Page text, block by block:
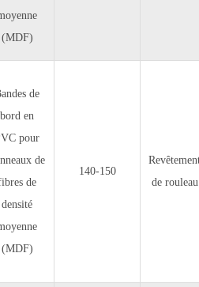
(MDF)
de
bord en
pour
de
de
densité
(MDF)
140-150
de rouleau